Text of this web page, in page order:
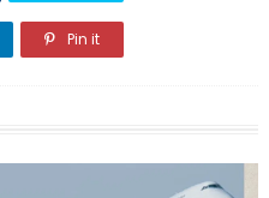
Pin it